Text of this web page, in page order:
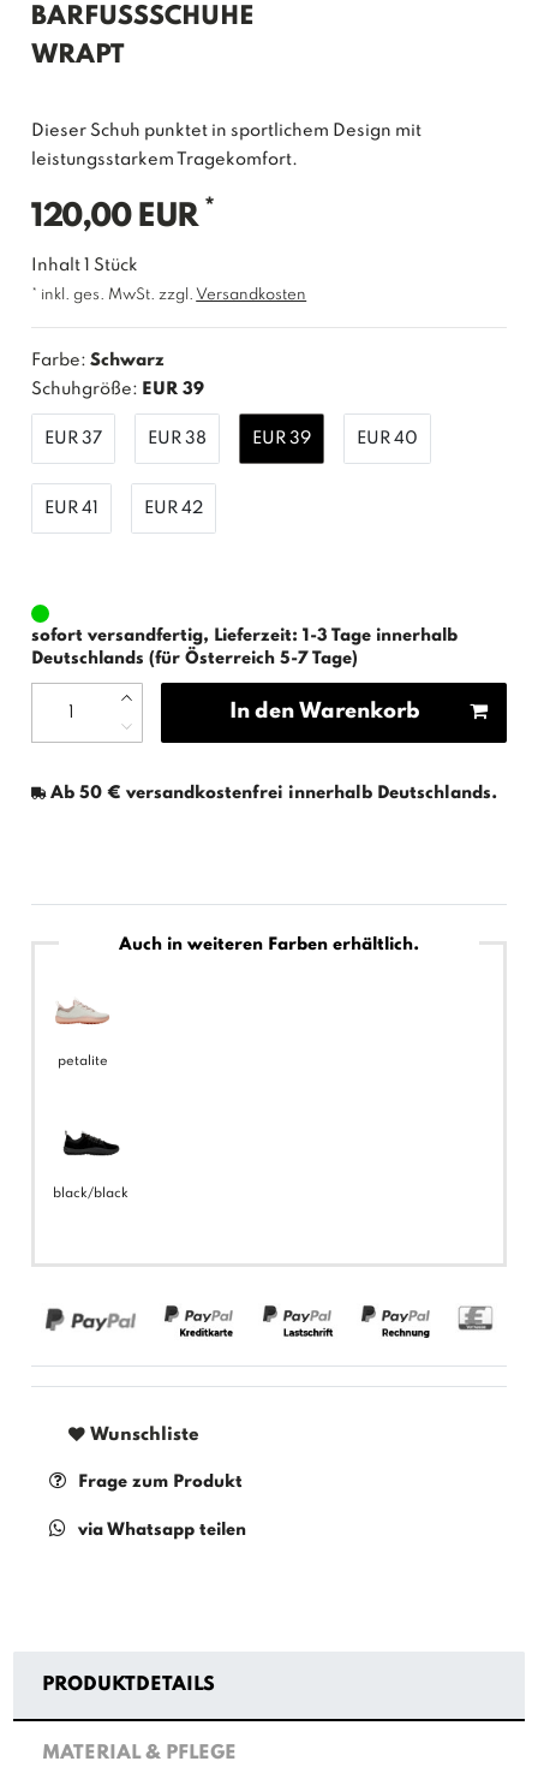
BARFUSSSCHUHE W
RAPT
Dieser Schuh punktet in sportlichem Design mit
leistungsstarkem Tragekomfort.
120,00 EUR *
Inhalt1Stück
* inkl. ges. MwSt. zzgl. Versandkosten
Farbe:Schwarz
Schuhgröße: EUR 39
EUR 37 EUR 38 EUR 39 EUR 40
EUR 41 EUR 42
sofort versandfertig, Lieferzeit: 1-3 Tage innerhalb
Deutschlands (für Österreich 5-7 Tage)
In den Warenkorb
Ab 50 € versandkostenfrei innerhalb Deutschlands.
Auch in weiteren Farben erhältlich.
petalite
black/black
Wunschliste
Frage zum Produkt
via Whatsapp teilen
PRODUKTDETAILS
MATERIAL & PFLEGE